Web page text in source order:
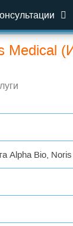
Medical
Alpha Bio,